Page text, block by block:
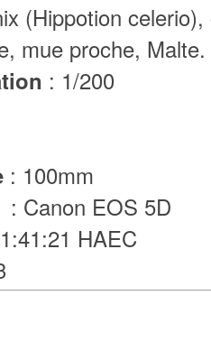
(Hippotion
mue proche, Malte.
: 1/200
: 100mm
: Canon EOS 5D
HAEC